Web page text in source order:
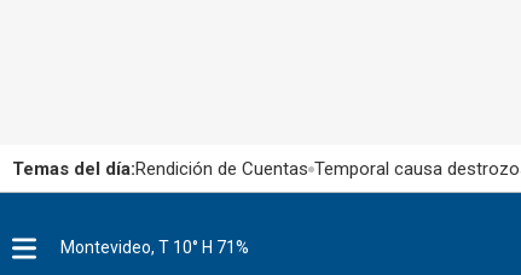
Temas del día:Rendición de Cuentas Temporal causa
Montevideo, T 10° H 71%